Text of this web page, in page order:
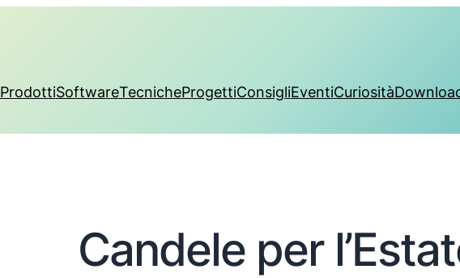
ProdottiSoftwareTecnicheProgettiConsigliEventiCuriosità
Candele per